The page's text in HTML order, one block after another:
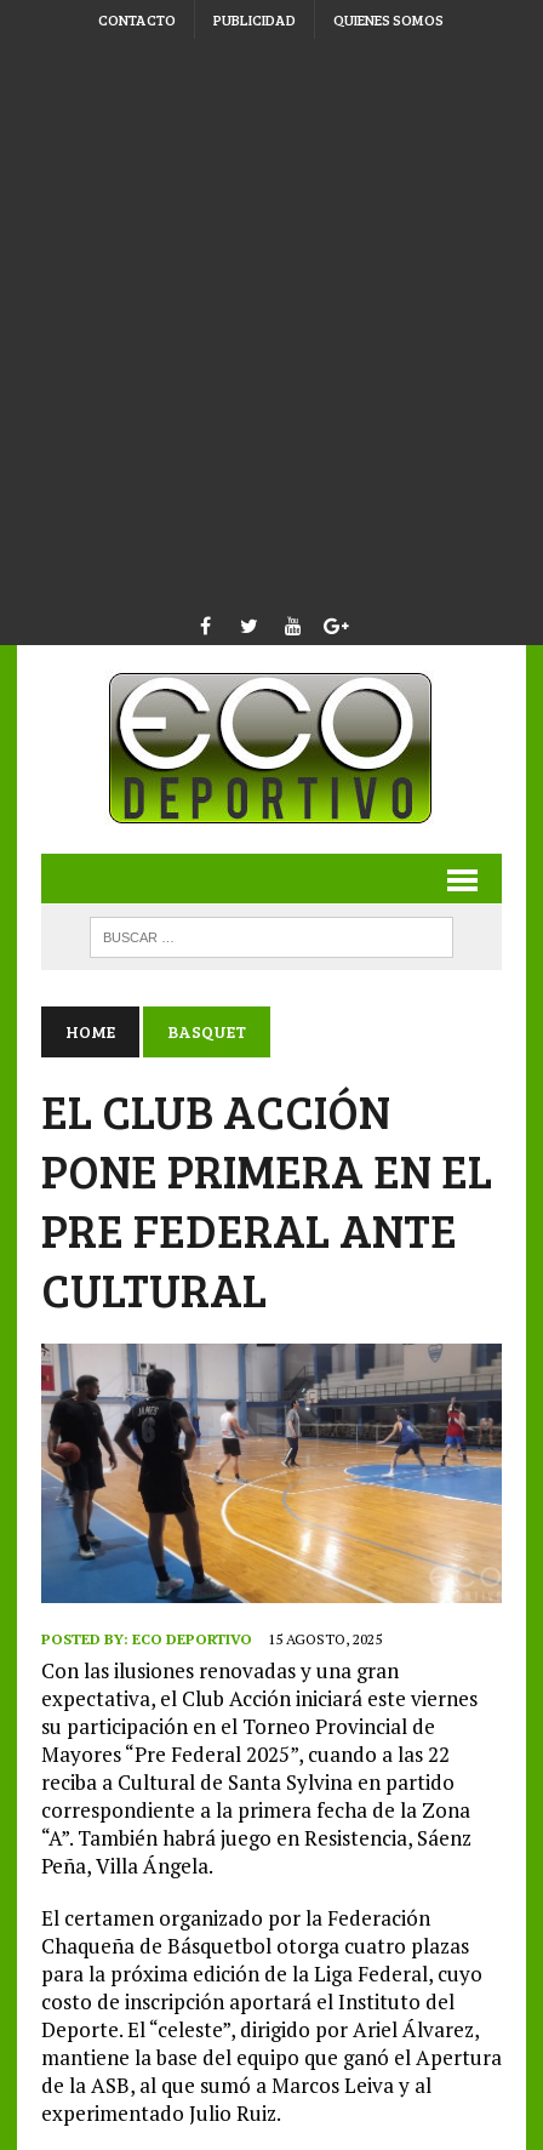
CONTACTO PUBLICIDAD QUIENES SOMOS
HOME BASQUET
EL CLUB ACCIÓN
PONE PRIMERA EN EL
PRE FEDERAL ANTE
CULTURAL
POSTED BY: ECO DEPORTIVO 15 AGOSTO, 2025
Con las ilusiones renovadas y una gran
expectativa, el Club Acción iniciará este viernes
su participación en el Torneo Provincial de
Mayores “Pre Federal 2025”, cuando a las 22
reciba a Cultural de Santa Sylvina en partido
correspondiente a la primera fecha de la Zona
“A”. También habrá juego en Resistencia, Sáenz
Peña, Villa Ángela.
El certamen organizado por la Federación
Chaqueña de Básquetbol otorga cuatro plazas
para la próxima edición de la Liga Federal, cuyo
costo de inscripción aportará el Instituto del
Deporte. El “celeste”, dirigido por Ariel Álvarez,
mantiene la base del equipo que ganó el Apertura
de la ASB, al que sumó a Marcos Leiva y al
experimentado Julio Ruiz.